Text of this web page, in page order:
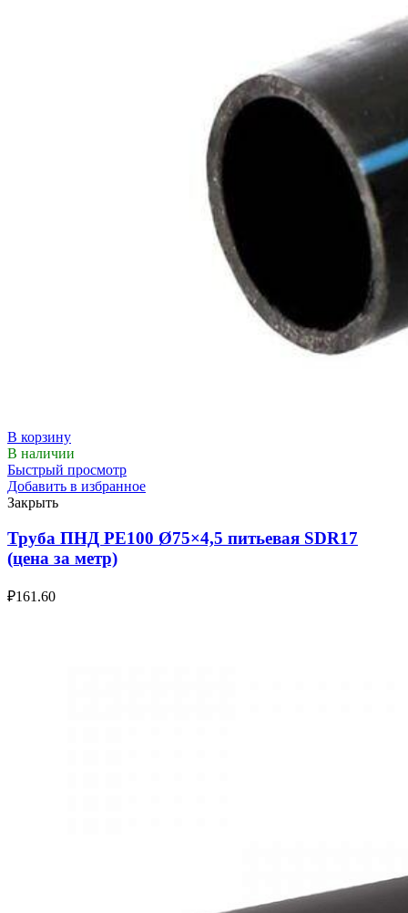
В корзину
В наличии
Быстрый просмотр
Добавить в избранное
Закрыть
Труба ПНД РЕ100 Ø75×4,5 питьевая SDR17
(цена за метр)
₽161.60